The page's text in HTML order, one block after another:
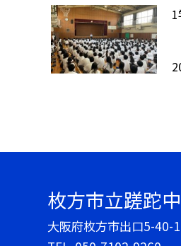
枚方市立蹉跎
大阪府枚方市出口5-40-1